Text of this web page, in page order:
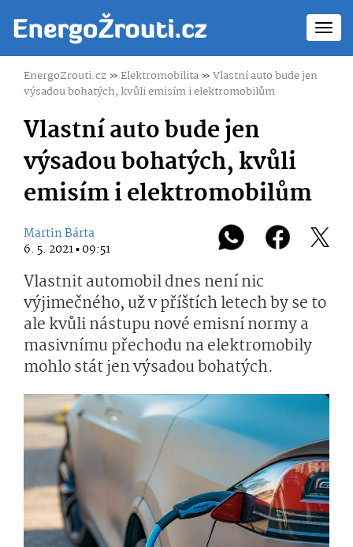
EnergoZrouti.cz»Elektromobilita»Vlastní auto bude jen
výsadou bohatých, kvůli emisím i elektromobilům
Vlastní auto bude jen
výsadou bohatých, kvůli
emisím i elektromobilům
Martin Bárta
6. 5. 2021 ▪ 09:51
Vlastnit automobil dnes není nic
výjimečného, už v příštích letech by se to
ale kvůli nástupu nové emisní normy a
masivnímu přechodu na elektromobily
mohlo stát jen výsadou bohatých.